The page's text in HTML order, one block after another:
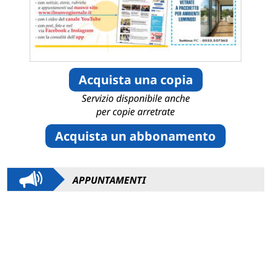
Acquista una copia
Servizio disponibile anche
per copie arretrate
Acquista un abbonamento
APPUNTAMENTI